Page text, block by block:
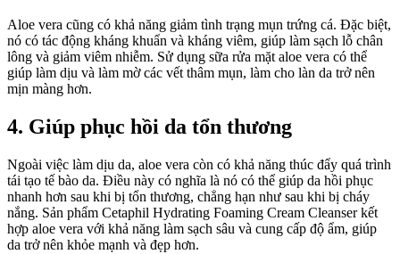
Aloe vera cũng có khả năng giảm tình trạng mụn trứng cá. Đặc biệt,
nó có tác động kháng khuẩn và kháng viêm, giúp làm sạch lỗ chân
lông và giảm viêm nhiễm. Sử dụng sữa rửa mặt aloe vera có thể
giúp làm dịu và làm mờ các vết thâm mụn, làm cho làn da trở nên
mịn màng hơn.
4. Giúp phục hồi da tổn thương
Ngoài việc làm dịu da, aloe vera còn có khả năng thúc đẩy quá trình
tái tạo tế bào da. Điều này có nghĩa là nó có thể giúp da hồi phục
nhanh hơn sau khi bị tổn thương, chẳng hạn như sau khi bị cháy
nắng. Sản phẩm Cetaphil Hydrating Foaming Cream Cleanser kết
hợp aloe vera với khả năng làm sạch sâu và cung cấp độ ẩm, giúp
da trở nên khỏe mạnh và đẹp hơn.